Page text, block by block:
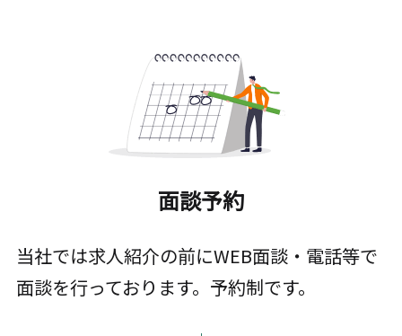
面談予約
当社では求人紹介の前にWEB面談・電話等で
面談を行っております。予約制です。